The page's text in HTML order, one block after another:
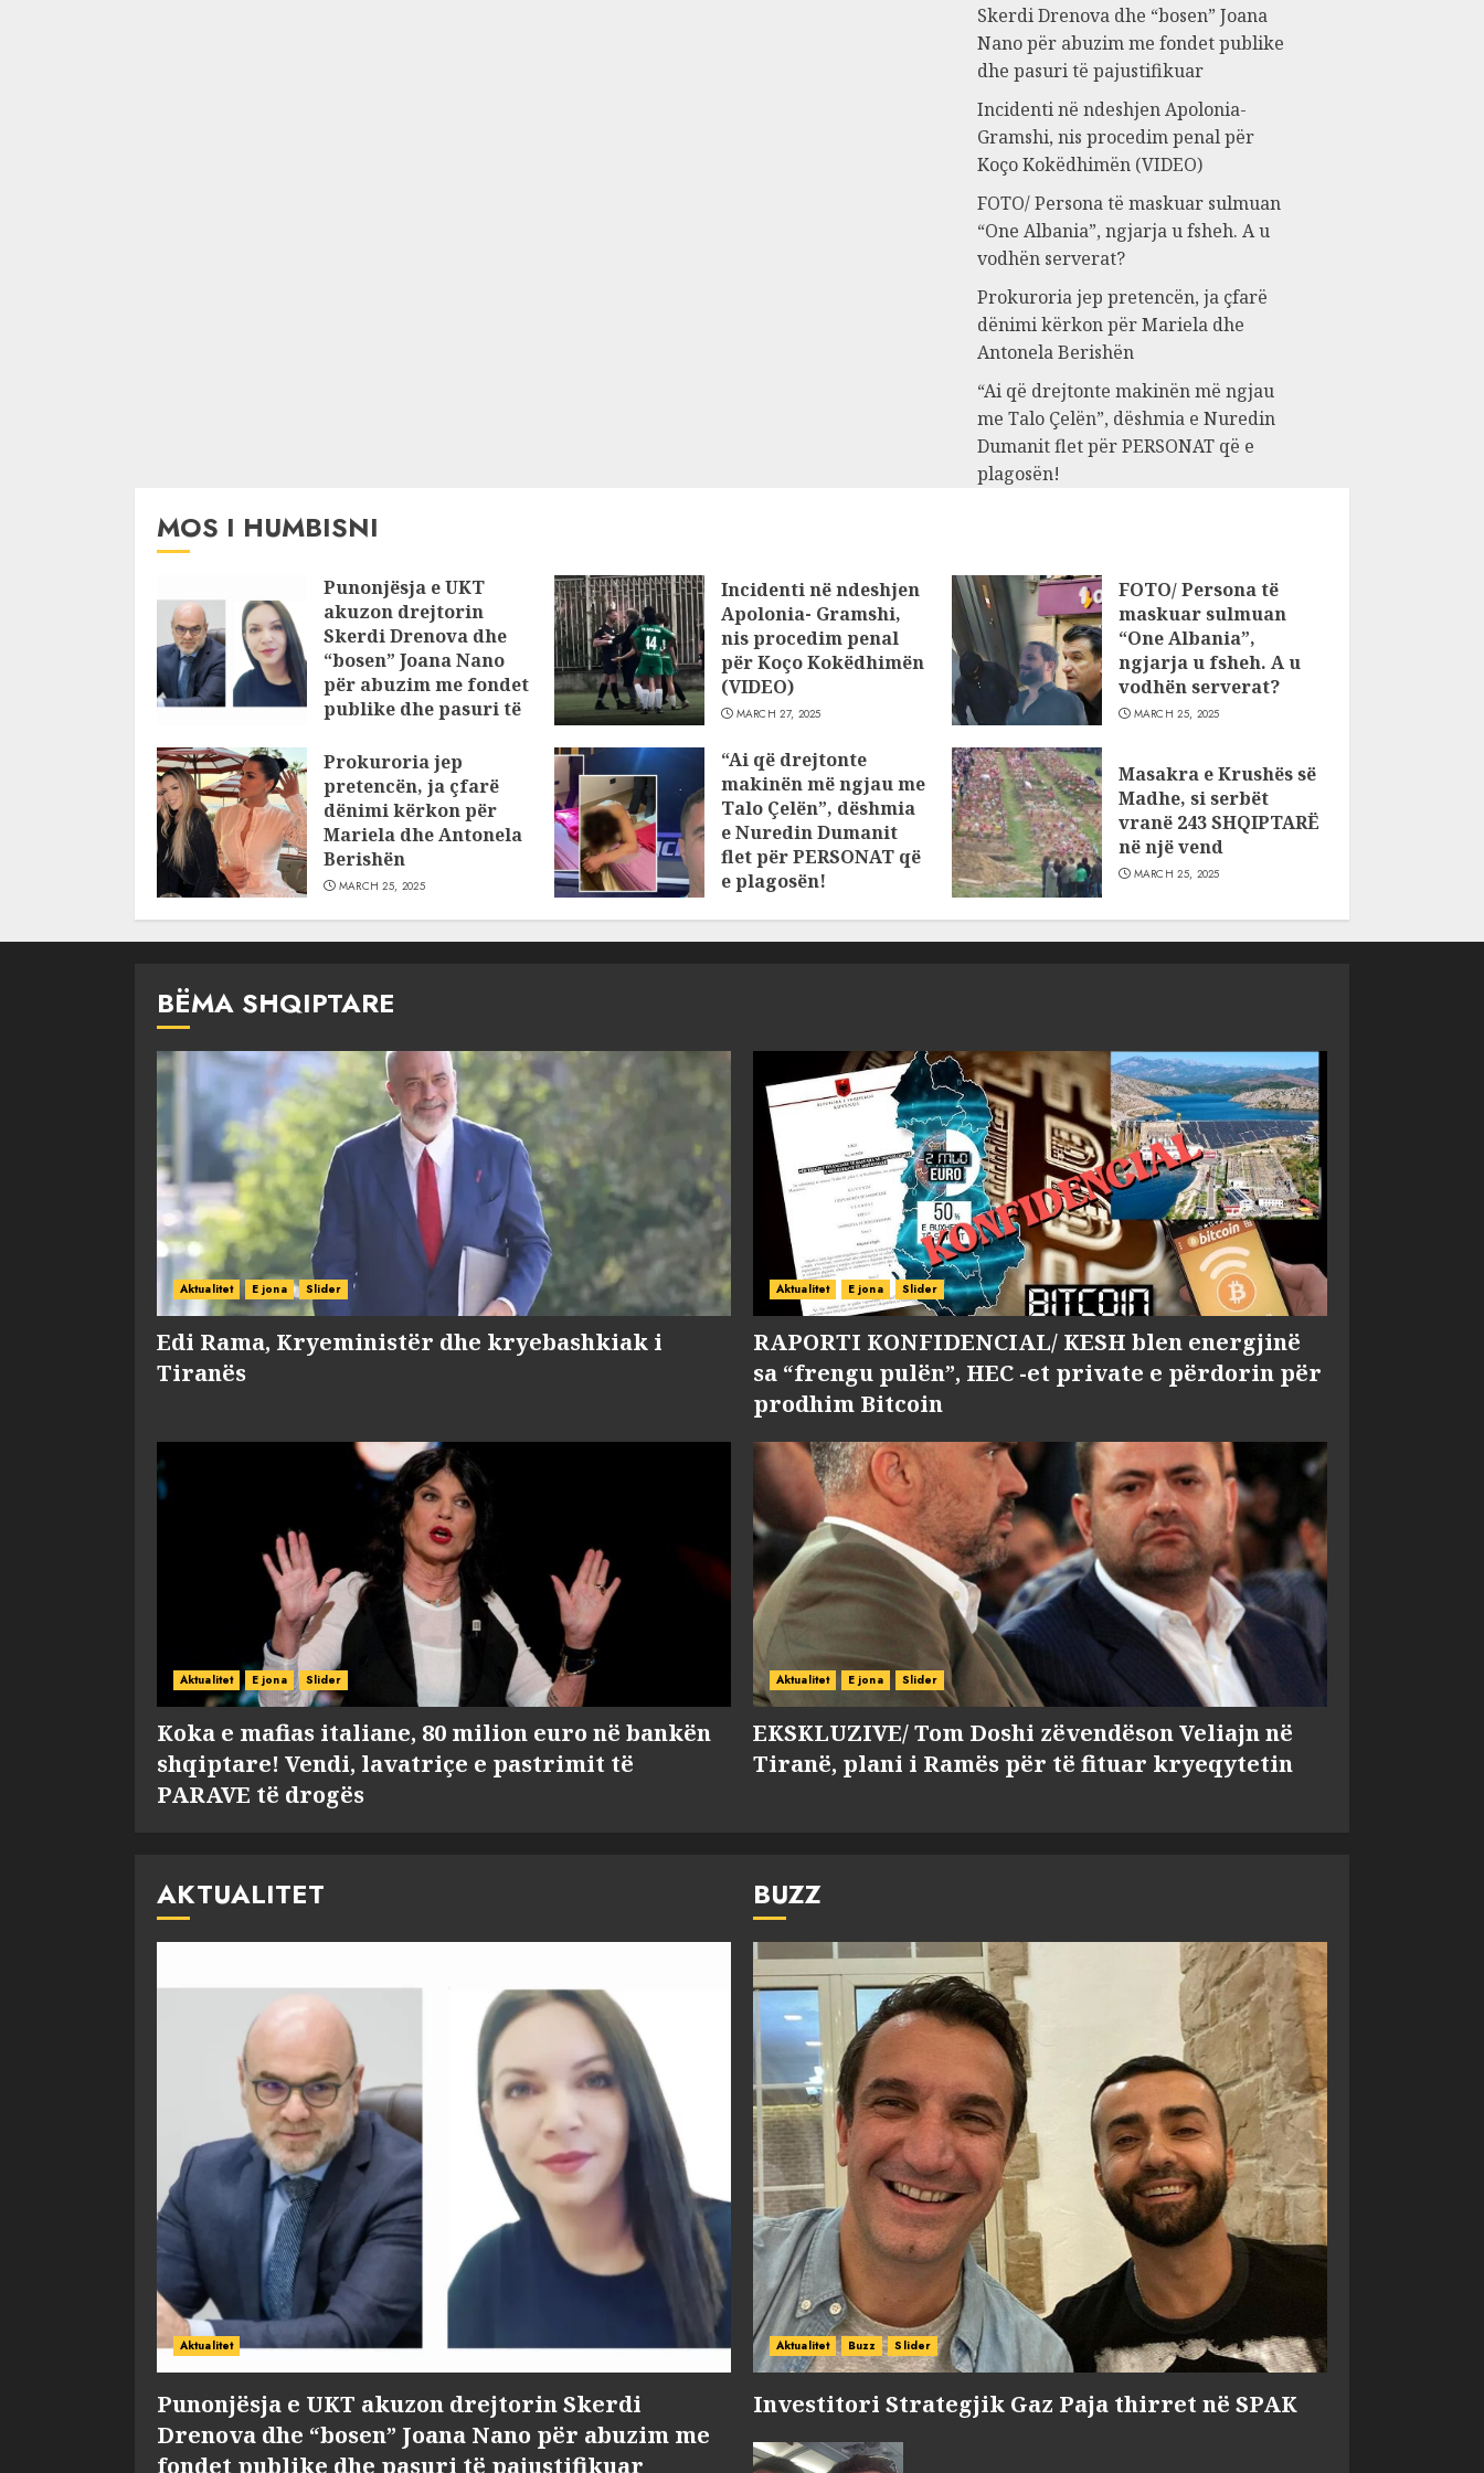
Skerdi Drenova dhe “bosen” Joana
Nano për abuzim me fondet publike
dhe pasuri të pajustifikuar
Incidenti në ndeshjen Apolonia-
Gramshi, nis procedim penal për
Koço Kokëdhimën (VIDEO)
FOTO/ Persona të maskuar sulmuan
“One Albania”, ngjarja u fsheh. A u
vodhën serverat?
Prokuroria jep pretencën, ja çfarë
dënimi kërkon për Mariela dhe
Antonela Berishën
“Ai që drejtonte makinën më ngjau
me Talo Çelën”, dëshmia e Nuredin
Dumanit flet për PERSONAT që e
plagosën!
MOS I HUMBISNI
Punonjësja e UKT
akuzon drejtorin
Skerdi Drenova dhe
“bosen” Joana Nano
për abuzim me fondet
publike dhe pasuri të
JULY 24, 2025
Incidenti në ndeshjen
Apolonia- Gramshi,
nis procedim penal
për Koço Kokëdhimën
(VIDEO)
MARCH 27, 2025
FOTO/ Persona të
maskuar sulmuan
“One Albania”,
ngjarja u fsheh. A u
vodhën serverat?
MARCH 25, 2025
Prokuroria jep
pretencën, ja çfarë
dënimi kërkon për
Mariela dhe Antonela
Berishën
MARCH 25, 2025
“Ai që drejtonte
makinën më ngjau me
Talo Çelën”, dëshmia
e Nuredin Dumanit
flet për PERSONAT që
e plagosën!
Masakra e Krushës së
Madhe, si serbët
vranë 243 SHQIPTARË
në një vend
MARCH 25, 2025
BËMA SHQIPTARE
Aktualitet E jona Slider
Edi Rama, Kryeministër dhe kryebashkiak i
Tiranës
Aktualitet E jona Slider
RAPORTI KONFIDENCIAL/ KESH blen energjinë
sa “frengu pulën”, HEC -et private e përdorin për
prodhim Bitcoin
Aktualitet E jona Slider
Koka e mafias italiane, 80 milion euro në bankën
shqiptare! Vendi, lavatriçe e pastrimit të
PARAVE të drogës
Aktualitet E jona Slider
EKSKLUZIVE/ Tom Doshi zëvendëson Veliajn në
Tiranë, plani i Ramës për të fituar kryeqytetin
AKTUALITET
Aktualitet
Punonjësja e UKT akuzon drejtorin Skerdi
Drenova dhe “bosen” Joana Nano për abuzim me
fondet publike dhe pasuri të pajustifikuar
BUZZ
Aktualitet Buzz Slider
Investitori Strategjik Gaz Paja thirret në SPAK